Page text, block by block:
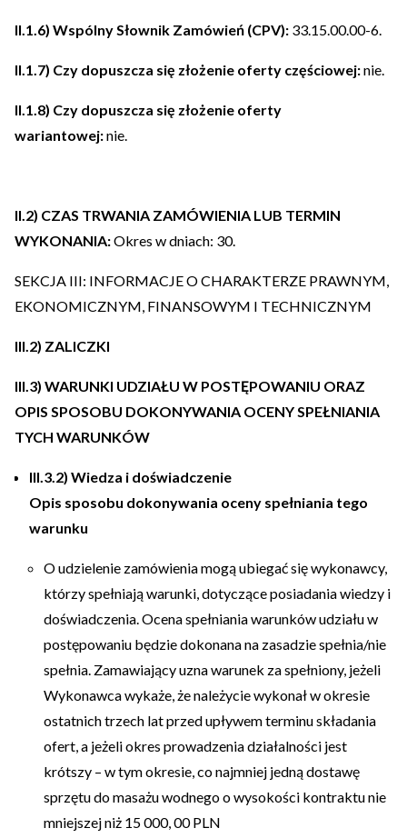
II.1.6) Wspólny Słownik Zamówień (CPV): 33.15.00.00-6.
II.1.7) Czy dopuszcza się złożenie oferty częściowej:nie.
II.1.8) Czy dopuszcza się złożenie oferty
wariantowej:nie.
II.2) CZAS TRWANIA ZAMÓWIENIA LUB TERMIN
WYKONANIA:Okres w dniach: 30.
SEKCJA III: INFORMACJE O CHARAKTERZE PRAWNYM,
EKONOMICZNYM, FINANSOWYM I TECHNICZNYM
III.2) ZALICZKI
III.3) WARUNKI UDZIAŁU W POSTĘPOWANIU ORAZ
OPIS SPOSOBU DOKONYWANIA OCENY SPEŁNIANIA
TYCH WARUNKÓW
III.3.2) Wiedza i doświadczenie
Opis sposobu dokonywania oceny spełniania tego
warunku
O udzielenie zamówienia mogą ubiegać się wykonawcy,
którzy spełniają warunki, dotyczące posiadania wiedzy i
doświadczenia. Ocena spełniania warunków udziału w
postępowaniu będzie dokonana na zasadzie spełnia/nie
spełnia. Zamawiający uzna warunek za spełniony, jeżeli
Wykonawca wykaże, że należycie wykonał w okresie
ostatnich trzech lat przed upływem terminu składania
ofert, a jeżeli okres prowadzenia działalności jest
krótszy – w tym okresie, co najmniej jedną dostawę
sprzętu do masażu wodnego o wysokości kontraktu nie
mniejszej niż 15 000, 00 PLN